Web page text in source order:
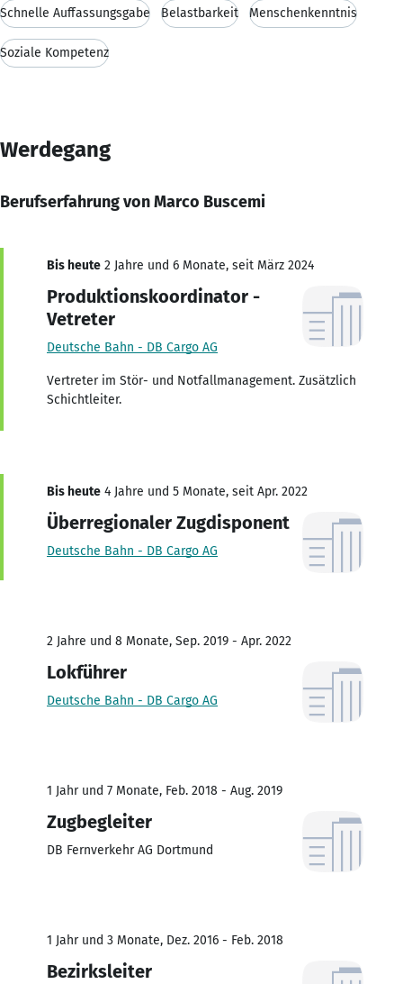
Schnelle Auffassungsgabe Belastbarkeit Menschenkenntnis
Soziale Kompetenz
Werdegang
Berufserfahrung von Marco Buscemi
Bis heute 2 Jahre und 6 Monate, seit März 2024
Produktionskoordinator -
Vetreter
Deutsche Bahn - DB Cargo AG
Vertreter im Stör- und Notfallmanagement. Zusätzlich
Schichtleiter.
Bis heute 4 Jahre und 5 Monate, seit Apr. 2022
Überregionaler Zugdisponent
Deutsche Bahn - DB Cargo AG
2 Jahre und 8 Monate, Sep. 2019 - Apr. 2022
Lokführer
Deutsche Bahn - DB Cargo AG
1 Jahr und 7 Monate, Feb. 2018 - Aug. 2019
Zugbegleiter
DB Fernverkehr AG Dortmund
1 Jahr und 3 Monate, Dez. 2016 - Feb. 2018
Bezirksleiter